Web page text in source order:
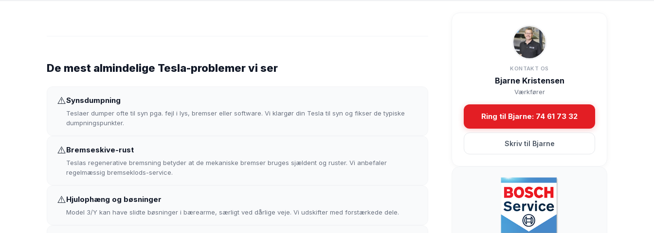
De mest almindelige Tesla-problemer vi ser
⚠️Synsdumpning
Teslaer dumper ofte til syn pga. fejl i lys, bremser eller software. Vi klargør din Tesla til syn og fikser de typiske
dumpningspunkter.
⚠️Bremseskive-rust
Teslas regenerative bremsning betyder at de mekaniske bremser bruges sjældent og ruster. Vi anbefaler
regelmæssig bremseklods-service.
⚠️Hjulophæng og bøsninger
Model 3/Y kan have slidte bøsninger i bærearme, særligt ved dårlige veje. Vi udskifter med forstærkede dele.
KONTAKT OS
Bjarne Kristensen
Værkfører
Ring til Bjarne: 74 61 73 32
Skriv til Bjarne